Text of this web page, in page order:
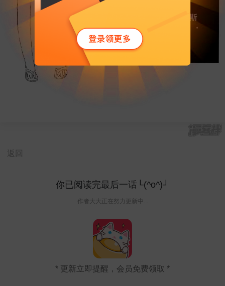
返回
你已阅读完最后一话└(^o^)┘
作者大大正在努力更新中...
* 更新立即提醒，会员免费领取 *